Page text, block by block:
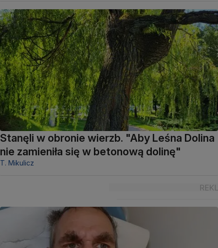
Stanęli w obronie wierzb. "Aby Leśna Dolina
nie zamieniła się w betonową dolinę"
T. Mikulicz